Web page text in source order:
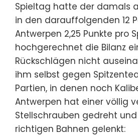
Spieltag hatte der damals
in den darauffolgenden 12
Antwerpen 2,25 Punkte pro
hochgerechnet die Bilanz
Rückschlägen nicht
ihm selbst gegen
Partien, in denen noch
Antwerpen hat einer völlig
Stellschrauben gedreht
richtigen Bahnen gelenkt: